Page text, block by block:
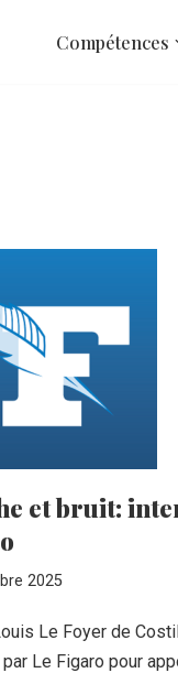
Compétences
et bruit:
2025
Le Foyer de
Le Figaro pour